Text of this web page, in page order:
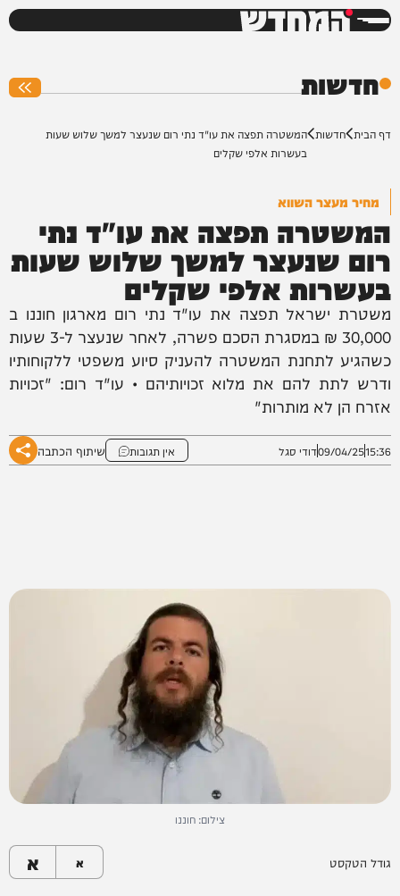
המחדש
חדשות
דף הבית חדשות המשטרה תפצה את עו"ד נתי רום שנעצר למשך שלוש שעות
בעשרות אלפי שקלים
מחיר מעצר השווא
המשטרה תפצה את עו"ד נתי
רום שנעצר למשך שלוש שעות
בעשרות אלפי שקלים
משטרת ישראל תפצה את עו"ד נתי רום מארגון חוננו ב
30,000 ₪ במסגרת הסכם פשרה, לאחר שנעצר ל-3 שעות
כשהגיע לתחנת המשטרה להעניק סיוע משפטי ללקוחותיו
ודרש לתת להם את מלוא זכויותיהם • עו"ד רום: "זכויות
אזרח הן לא מותרות"
15:36
09/04/25דודי סגל אין תגובות שיתוף הכתבה
צילום: חוננו
גודל הטקסט א א